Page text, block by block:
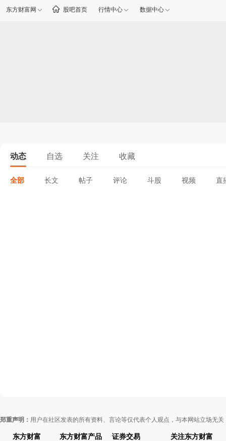
东方财富网 股吧首页 行情中心 数据中心
动态 自选 关注 收藏
全部 长文 帖子 评论 斗股 视频 直
郑重声明： 用户在社区发表的所有资料、言论等仅代表个人观点，与本网站立场无
东方财富 东方财富产品 证券交易 关注东方财富